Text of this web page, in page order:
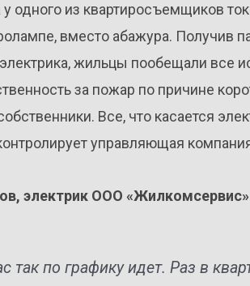
у одного из квартиросъемщиков
вместо абажура. Получив
жильцы пообещали все
за пожар по причине
Все, что касается
управляющая
электрик ООО
так по графику идет. Раз в